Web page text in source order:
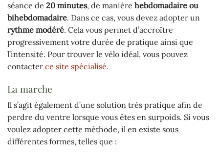
séance de 20 minutes, de manière hebdomadaire ou
bihebdomadaire. Dans ce cas, vous devez adopter un
rythme modéré. Cela vous permet d’accroître
progressivement votre durée de pratique ainsi que
l’intensité. Pour trouver le vélo idéal, vous pouvez
contacter ce site spécialisé.
La marche
Il s’agit également d’une solution très pratique afin de
perdre du ventre lorsque vous êtes en surpoids. Si vous
voulez adopter cette méthode, il en existe sous
différentes formes, telles que :